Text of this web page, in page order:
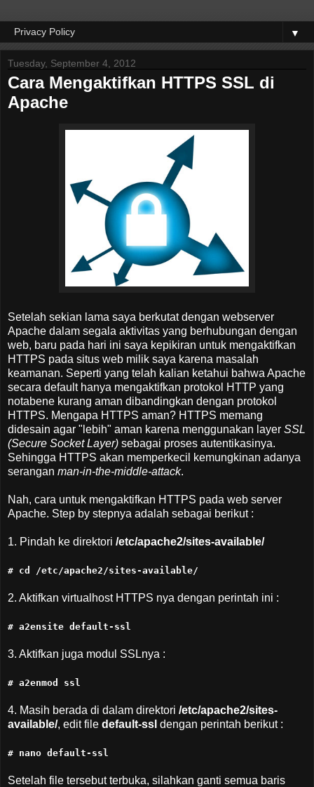
▼
Tuesday, September 4, 2012
Cara Mengaktifkan HTTPS SSL di
Apache
Setelah sekian lama saya berkutat dengan webserver
Apache dalam segala aktivitas yang berhubungan dengan
web, baru pada hari ini saya kepikiran untuk mengaktifkan
HTTPS pada situs web milik saya karena masalah
keamanan. Seperti yang telah kalian ketahui bahwa Apache
secara default hanya mengaktifkan protokol HTTP yang
notabene kurang aman dibandingkan dengan protokol
HTTPS. Mengapa HTTPS aman? HTTPS memang
didesain agar "lebih" aman karena menggunakan layer SSL
(Secure Socket Layer) sebagai proses autentikasinya.
Sehingga HTTPS akan memperkecil kemungkinan adanya
serangan man-in-the-middle-attack.
Nah, cara untuk mengaktifkan HTTPS pada web server
Apache. Step by stepnya adalah sebagai berikut :
1. Pindah ke direktori /etc/apache2/sites-available/
# cd /etc/apache2/sites-available/
2. Aktifkan virtualhost HTTPS nya dengan perintah ini :
# a2ensite default-ssl
3. Aktifkan juga modul SSLnya :
# a2enmod ssl
4. Masih berada di dalam direktori /etc/apache2/sites-
available/, edit file default-ssl dengan perintah berikut :
# nano default-ssl
Setelah file tersebut terbuka, silahkan ganti semua baris